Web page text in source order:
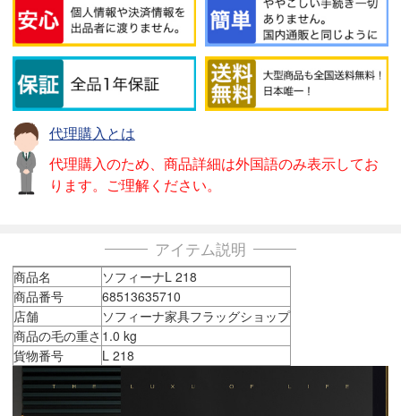
代理購入とは
代理購入のため、商品詳細は外国語のみ表示してお
ります。ご理解ください。
アイテム説明
商品名
ソフィーナL 218
商品番号
68513635710
店舗
ソフィーナ家具フラッグショップ
商品の毛の重さ 1.0 kg
貨物番号
L 218